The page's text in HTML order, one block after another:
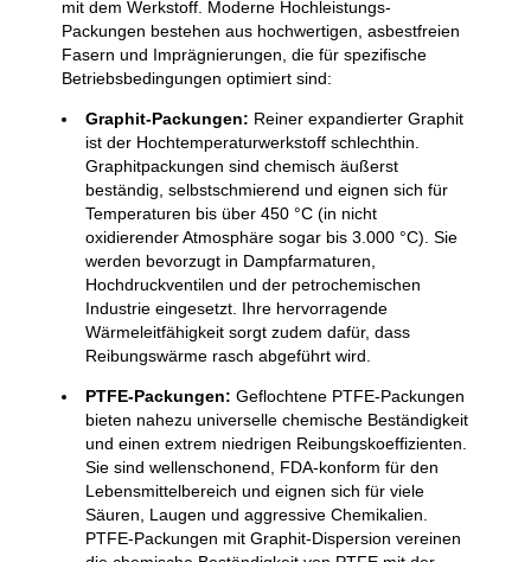
mit dem Werkstoff. Moderne Hochleistungs-
Packungen bestehen aus hochwertigen, asbestfreien
Fasern und Imprägnierungen, die für spezifische
Betriebsbedingungen optimiert sind:
Graphit-Packungen: Reiner expandierter Graphit
ist der Hochtemperaturwerkstoff schlechthin.
Graphitpackungen sind chemisch äußerst
beständig, selbstschmierend und eignen sich für
Temperaturen bis über 450 °C (in nicht
oxidierender Atmosphäre sogar bis 3.000 °C). Sie
werden bevorzugt in Dampfarmaturen,
Hochdruckventilen und der petrochemischen
Industrie eingesetzt. Ihre hervorragende
Wärmeleitfähigkeit sorgt zudem dafür, dass
Reibungswärme rasch abgeführt wird.
PTFE-Packungen: Geflochtene PTFE-Packungen
bieten nahezu universelle chemische Beständigkeit
und einen extrem niedrigen Reibungskoeffizienten.
Sie sind wellenschonend, FDA-konform für den
Lebensmittelbereich und eignen sich für viele
Säuren, Laugen und aggressive Chemikalien.
PTFE-Packungen mit Graphit-Dispersion vereinen